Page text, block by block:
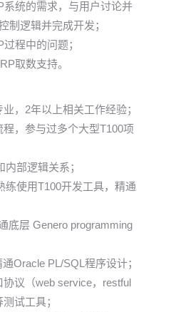
统的需求，与用户讨论并
制逻辑并完成开发；
程中的问题；
取数支持。
，2年以上相关工作经验；
，参与过多个大型T100项
部逻辑关系；
练使用T100开发工具，精通
底层 Genero programming
Oracle PL/SQL程序设计；
议（web service，restful
试工具；